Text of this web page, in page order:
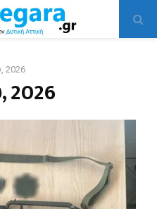
2026
2026